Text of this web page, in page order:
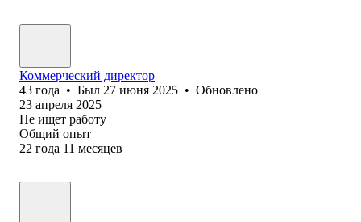
Коммерческий директор
43 года • Был 27 июня 2025 • Обновлено
23 апреля 2025
Не ищет работу
Общий опыт
22 года 11 месяцев